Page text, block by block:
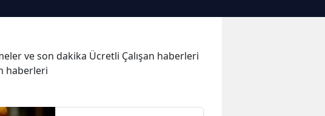
ve son dakika Ücretli Çalışan haberleri
haberleri